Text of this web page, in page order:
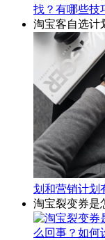
找？有哪些技
淘宝客自选计
划和营销计划
淘宝裂变券是
么回事？如何